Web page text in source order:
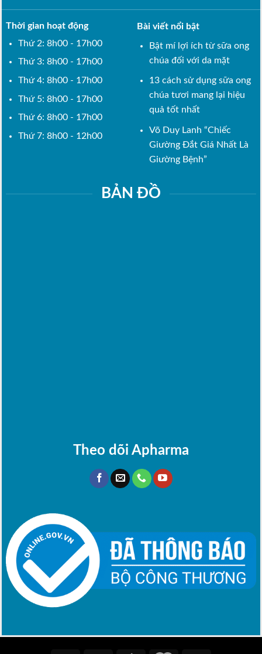
Thời gian hoạt động
Thứ 2: 8h00 - 17h00
Thứ 3: 8h00 - 17h00
Thứ 4: 8h00 - 17h00
Thứ 5: 8h00 - 17h00
Thứ 6: 8h00 - 17h00
Thứ 7: 8h00 - 12h00
Bài viết nổi bật
Bật mí lợi ích từ sữa ong
chúa đối với da mặt
13 cách sử dụng sữa ong
chúa tươi mang lại hiệu
quả tốt nhất
Võ Duy Lanh “Chiếc
Giường Đắt Giá Nhất Là
Giường Bệnh”
BẢN ĐỒ
Theo dõi Apharma